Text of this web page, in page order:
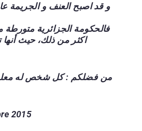
و قد اصبح العنف و الجريمة
فالحكومة الجزائرية
اكثر من ذلك، حيث أنها
من فضلكم : كل شخص له
2015